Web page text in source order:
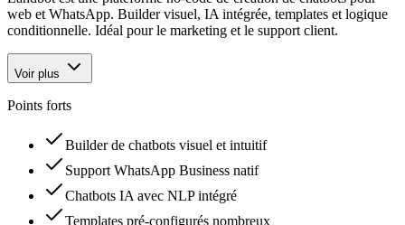
web et WhatsApp. Builder visuel, IA intégrée, templates et logique
conditionnelle. Idéal pour le marketing et le support client.
Voir plus
Points forts
Builder de chatbots visuel et intuitif
Support WhatsApp Business natif
Chatbots IA avec NLP intégré
Templates pré-configurés nombreux